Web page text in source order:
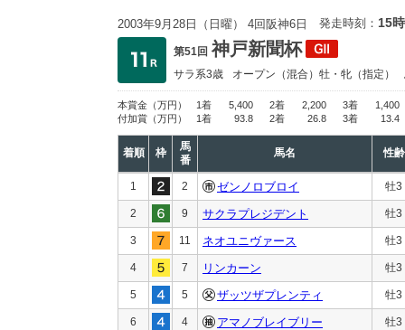
2003年9月28日（日曜） 4回阪神6日 発走時刻： 15
第51回 神戸新聞杯
サラ系3歳 オープン （混合）牡・牝（指定）
本賞金 （万円） 1着 5,400 2着 2,200 3着
1,400
付加賞 （万円） 1着 93.8 2着 26.8 3着 13.4
着順 枠
馬
番
馬名 性齢
1 2 ゼンノロブロイ 牡3
2 9 サクラプレジデント 牡3
3 11 ネオユニヴァース 牡3
4 7 リンカーン 牡3
5 5 ザッツザプレンティ 牡3
6 4 アマノブレイブリー 牡3